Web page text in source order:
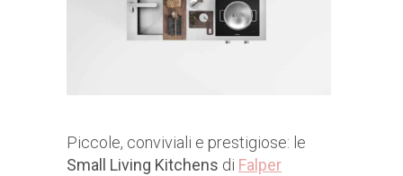
Piccole, conviviali e prestigiose: le
Small Living Kitchens di Falper